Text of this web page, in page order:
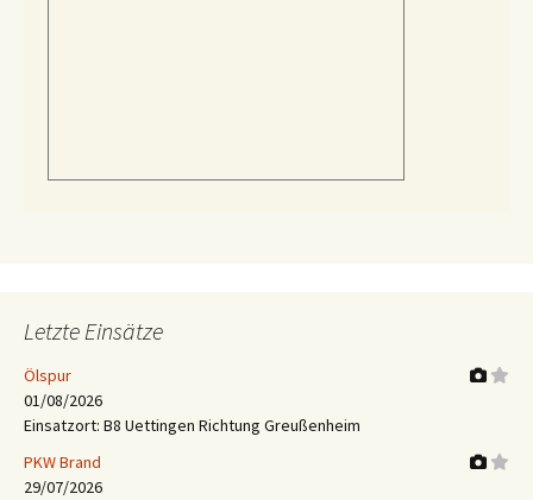
Letzte Einsätze
Ölspur
01/08/2026
Einsatzort: B8 Uettingen Richtung Greußenheim
PKW Brand
29/07/2026